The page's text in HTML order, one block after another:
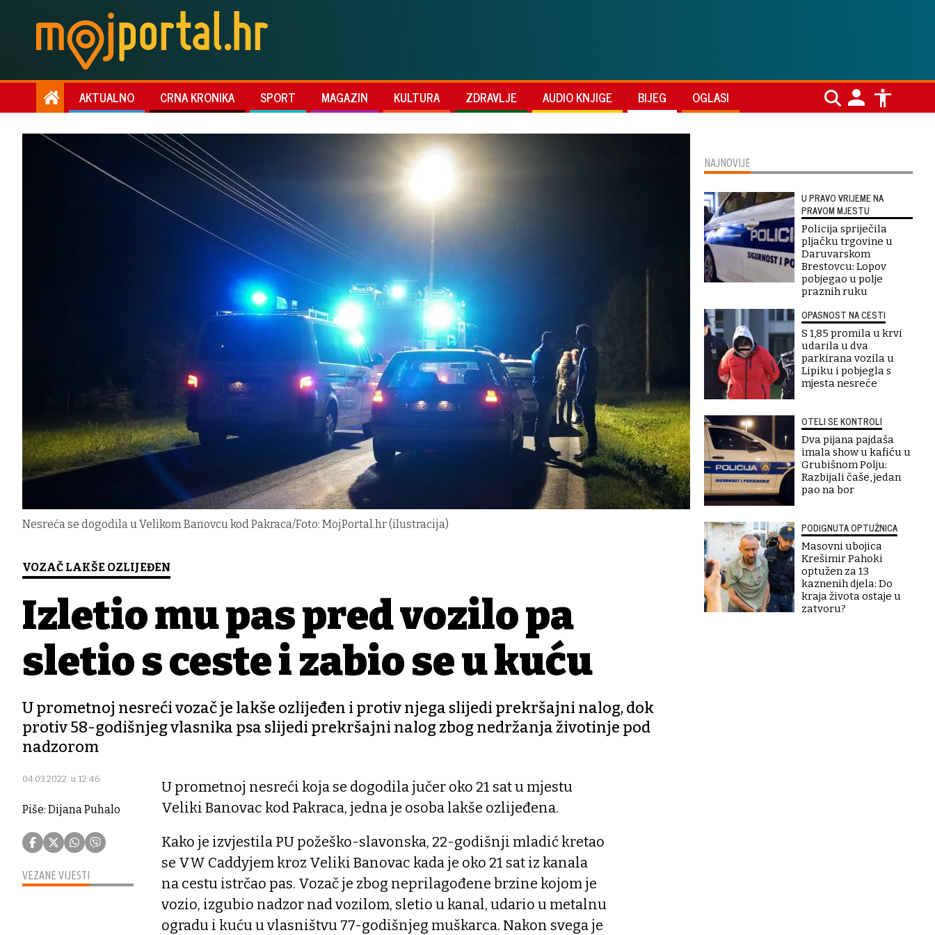
AKTUALNO CRNA KRONIKA SPORT MAGAZIN KULTURA ZDRAVLJE AUDIO KNJIGE BIJEG OGLASI
Nesreća se dogodila u Velikom Banovcu kod Pakraca/Foto: MojPortal.hr (ilustracija)
VOZAČ LAKŠE OZLIJEĐEN
Izletio mu pas pred vozilo pa
sletio s ceste i zabio se u kuću
U prometnoj nesreći vozač je lakše ozlijeđen i protiv njega slijedi prekršajni nalog, dok
protiv 58-godišnjeg vlasnika psa slijedi prekršajni nalog zbog nedržanja životinje pod
nadzorom
04.03.2022. u 12:46
Piše: Dijana Puhalo
VEZANE VIJESTI
U prometnoj nesreći koja se dogodila jučer oko 21 sat u mjestu
Veliki Banovac kod Pakraca, jedna je osoba lakše ozlijeđena.
Kako je izvjestila PU požeško-slavonska, 22-godišnji mladić kretao
se VW Caddyjem kroz Veliki Banovac kada je oko 21 sat iz kanala
na cestu istrčao pas. Vozač je zbog neprilagođene brzine kojom je
vozio, izgubio nadzor nad vozilom, sletio u kanal, udario u metalnu
ogradu i kuću u vlasništvu 77-godišnjeg muškarca. Nakon svega je
NAJNOVIJE
U PRAVO VRIJEME NA
PRAVOM MJESTU
Policija spriječila
pljačku trgovine u
Daruvarskom
Brestovcu: Lopov
pobjegao u polje
praznih ruku
OPASNOST NA CESTI
S 1,85 promila u krvi
udarila u dva
parkirana vozila u
Lipiku i pobjegla s
mjesta nesreće
OTELI SE KONTROLI
Dva pijana pajdaša
imala show u kafiću u
Grubišnom Polju:
Razbijali čaše, jedan
pao na bor
PODIGNUTA OPTUŽNICA
Masovni ubojica
Krešimir Pahoki
optužen za 13
kaznenih djela: Do
kraja života ostaje u
zatvoru?